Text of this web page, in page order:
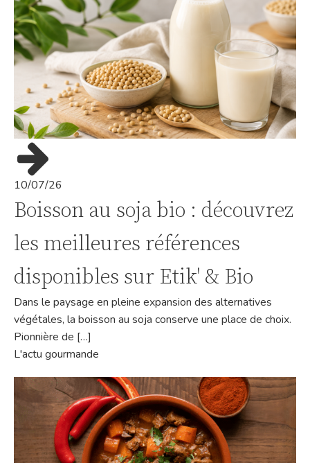
10/07/26
Boisson au soja bio : découvrez
les meilleures références
disponibles sur Etik' & Bio
Dans le paysage en pleine expansion des alternatives
végétales, la boisson au soja conserve une place de choix.
Pionnière de […]
L'actu gourmande